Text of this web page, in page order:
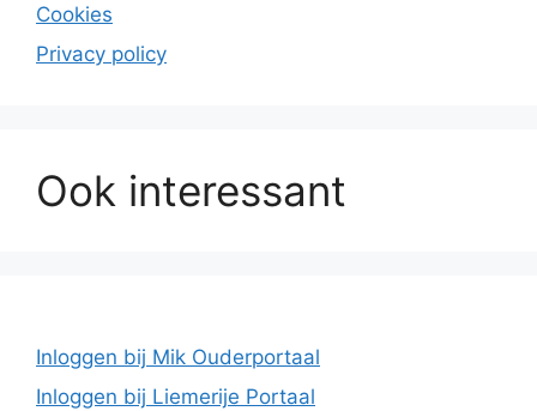
Cookies
Privacy policy
Ook interessant
Inloggen bij Mik Ouderportaal
Inloggen bij Liemerije Portaal